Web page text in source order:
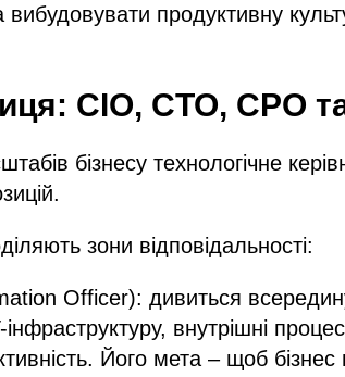
вибудовувати продуктивну
CIO, CTO, CPO
бізнесу технологічне
зони відповідальності:
Officer): дивиться
внутрішні
Його мета – щоб